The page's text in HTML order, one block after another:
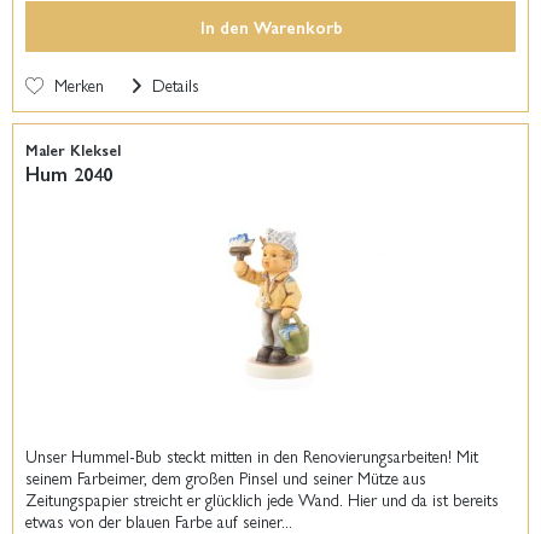
In den Warenkorb
Merken Details
Maler Kleksel
Hum 2040
Unser Hummel-Bub steckt mitten in den Renovierungsarbeiten! Mit
seinem Farbeimer, dem großen Pinsel und seiner Mütze aus
Zeitungspapier streicht er glücklich jede Wand. Hier und da ist bereits
etwas von der blauen Farbe auf seiner...